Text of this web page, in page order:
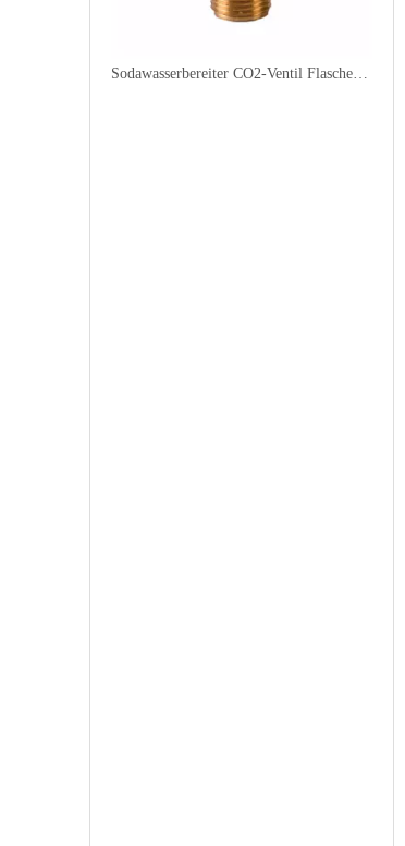
Sodawasserbereiter CO2-Ventil Flaschenventil aus Aluminium